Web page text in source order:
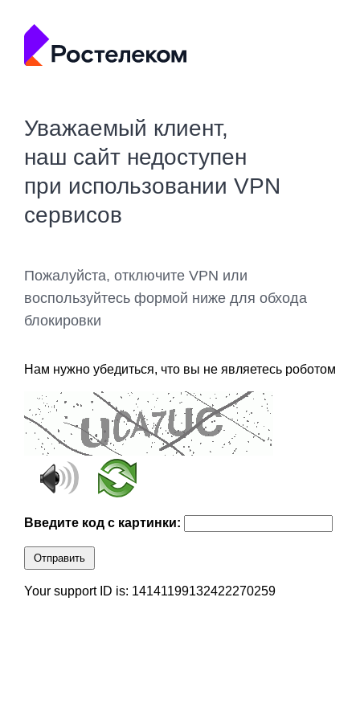
Уважаемый клиент,
наш сайт недоступен
при использовании VPN
сервисов
Пожалуйста, отключите VPN или
воспользуйтесь формой ниже для обхода
блокировки
Нам нужно убедиться, что вы не являетесь роботом
Введите код с картинки:
Отправить
Your support ID is: 14141199132422270259